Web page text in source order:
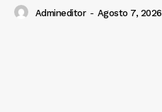
Admineditor - Agosto 7, 2026